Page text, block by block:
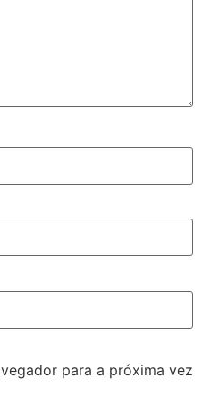
para a próxima vez